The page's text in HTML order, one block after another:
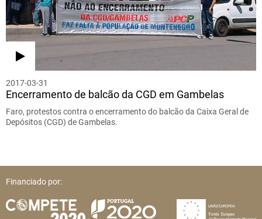
2017-03-31
Encerramento de balcão da CGD em Gambelas
Faro, protestos contra o encerramento do balcão da Caixa Geral de
Depósitos (CGD) de Gambelas.
Financiado por: